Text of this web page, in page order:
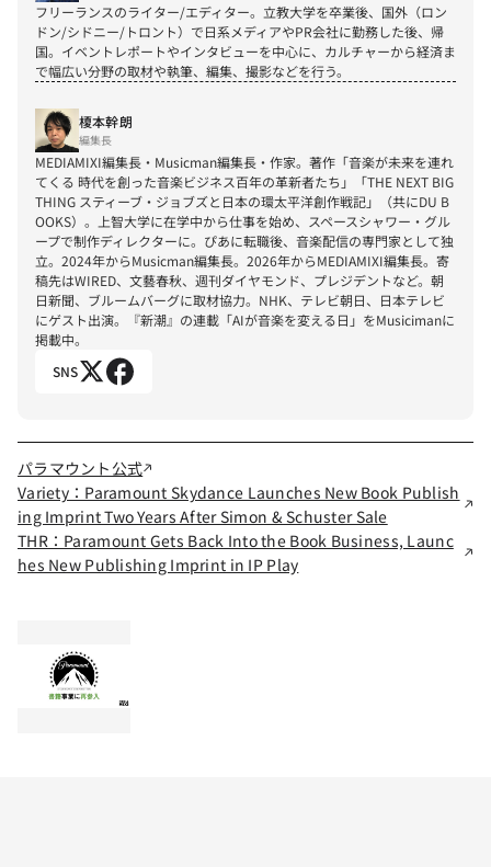
フリーランスのライター/エディター。立教大学を卒業後、国外（ロン
ドン/シドニー/トロント）で日系メディアやPR会社に勤務した後、帰
国。イベントレポートやインタビューを中心に、カルチャーから経済ま
で幅広い分野の取材や執筆、編集、撮影などを行う。
榎本幹朗
編集長
MEDIAMIXI編集長・Musicman編集長・作家。著作「音楽が未来を連れ
てくる 時代を創った音楽ビジネス百年の革新者たち」「THE NEXT BIG
THING スティーブ・ジョブズと日本の環太平洋創作戦記」（共にDU B
OOKS）。上智大学に在学中から仕事を始め、スペースシャワー・グル
ープで制作ディレクターに。ぴあに転職後、音楽配信の専門家として独
立。2024年からMusicman編集長。2026年からMEDIAMIXI編集長。寄
稿先はWIRED、文藝春秋、週刊ダイヤモンド、プレジデントなど。朝
日新聞、ブルームバーグに取材協力。NHK、テレビ朝日、日本テレビ
にゲスト出演。『新潮』の連載「AIが音楽を変える日」をMusicimanに
掲載中。
SNS
パラマウント公式
Variety：Paramount Skydance Launches New Book Publish
ing Imprint Two Years After Simon & Schuster Sale
THR：Paramount Gets Back Into the Book Business, Launc
hes New Publishing Imprint in IP Play